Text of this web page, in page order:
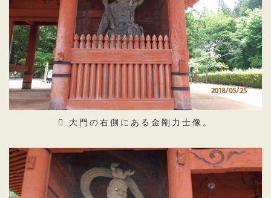
大門の右側にある金剛力士像。